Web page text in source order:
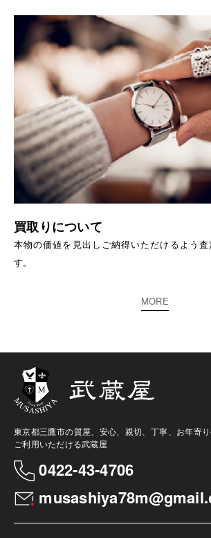
買取りについて
本物の価値を見出しご納得いただけるよう
す。
MORE
東京都三鷹市の質屋、安心、親切、丁寧、お年寄
ご利用いただける武蔵屋
0422-43-4706